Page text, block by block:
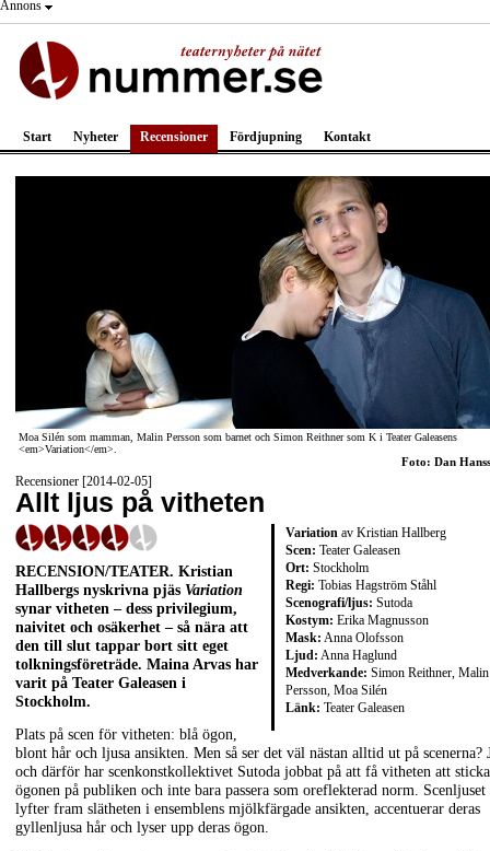
Annons
Start Nyheter Recensioner Fördjupning Kontakt
Moa Silén som mamman, Malin Persson som barnet och Simon Reithner som K i Teater Galeasens
<em>Variation</em>.
Foto: Dan
Recensioner [2014-02-05]
Allt ljus på vitheten
Variation av Kristian Hallberg
Scen: Teater Galeasen
Ort: Stockholm
Regi: Tobias Hagström Ståhl
Scenografi/ljus: Sutoda
Kostym: Erika Magnusson
Mask: Anna Olofsson
Ljud: Anna Haglund
Medverkande: Simon Reithner, Malin
Persson, Moa Silén
Länk: Teater Galeasen
RECENSION/TEATER. Kristian
Hallbergs nyskrivna pjäs Variation
synar vitheten – dess privilegium,
naivitet och osäkerhet – så nära att
den till slut tappar bort sitt eget
tolkningsföreträde. Maina Arvas har
varit på Teater Galeasen i
Stockholm.
Plats på scen för vitheten: blå ögon,
blont hår och ljusa ansikten. Men så ser det väl nästan alltid ut på scenerna?
och därför har scenkonstkollektivet Sutoda jobbat på att få vitheten att
ögonen på publiken och inte bara passera som oreflekterad norm. Scenljuset
lyfter fram slätheten i ensemblens mjölkfärgade ansikten, accentuerar deras
gyllenljusa hår och lyser upp deras ögon.